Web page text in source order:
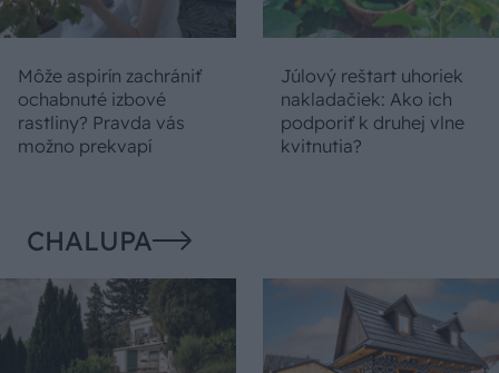
Môže aspirín zachrániť
ochabnuté izbové
rastliny? Pravda vás
možno prekvapí
Júlový reštart uhoriek
nakladačiek: Ako ich
podporiť k druhej vlne
kvitnutia?
CHALUPA